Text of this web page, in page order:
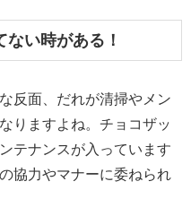
い時がある！
反面、だれが清掃やメン
りますよね。チョコザッ
テナンスが入っています
協力やマナーに委ねられ